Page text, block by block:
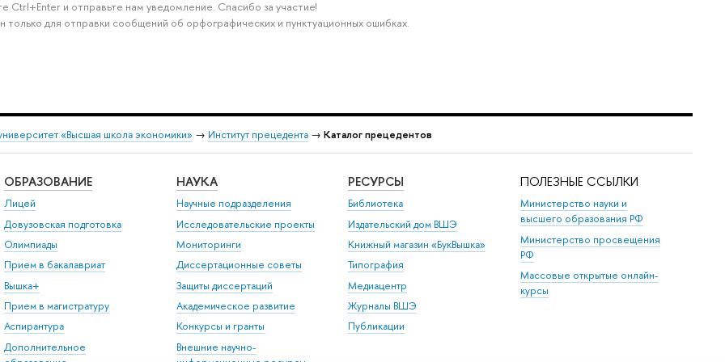
Ctrl+Enter и отправьте нам уведомление. Спасибо за участие!
только для отправки сообщений об орфографических и пунктуационных ошибках.
«Высшая школа экономики» → Институт прецедента → Каталог прецедентов
ОБРАЗОВАНИЕ
Лицей
Довузовская подготовка
Олимпиады
Прием в бакалавриат
Вышка+
Прием в магистратуру
Аспирантура
Дополнительное
НАУКА
Научные подразделения
Исследовательские проекты
Мониторинги
Диссертационные советы
Защиты диссертаций
Академическое развитие
Конкурсы и гранты
Внешние научно-
РЕСУРСЫ
Библиотека
Издательский дом ВШЭ
Книжный магазин «БукВышка»
Типография
Медиацентр
Журналы ВШЭ
Публикации
ПОЛЕЗНЫЕ ССЫЛКИ
Министерство науки и
высшего образования РФ
Министерство просвещения
РФ
Массовые открытые онлайн-
курсы